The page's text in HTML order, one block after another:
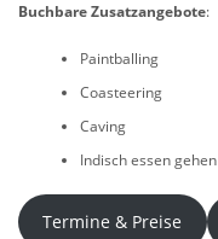
Buchbare Zusatzangebote:
Paintballing
Coasteering
Caving
Indisch essen gehen
Termine & Preise